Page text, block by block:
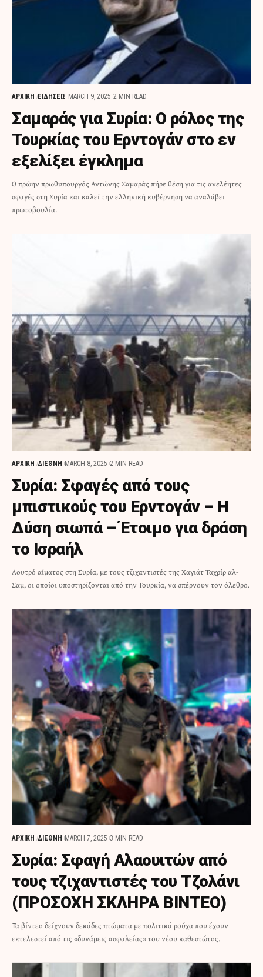
ΑΡΧΙΚΗ ΕΙΔΗΣΕΙΣ MARCH 9, 2025 2 MIN READ
Σαμαράς για Συρία: Ο ρόλος της
Τουρκίας του Ερντογάν στο εν
εξελίξει έγκλημα
Ο πρώην πρωθυπουργός Αντώνης Σαμαράς πήρε θέση για τις ανελέητες
σφαγές στη Συρία και καλεί την ελληνική κυβέρνηση να αναλάβει
πρωτοβουλία.
ΑΡΧΙΚΗ ΔΙΕΘΝΗ MARCH 8, 2025 2 MIN READ
Συρία: Σφαγές από τους
μπιστικούς του Ερντογάν – Η
Δύση σιωπά – Έτοιμο για δράση
το Ισραήλ
Λουτρό αίματος στη Συρία, με τους τζιχαντιστές της Χαγιάτ Ταχρίρ αλ-
Σαμ, οι οποίοι υποστηρίζονται από την Τουρκία, να σπέρνουν τον όλεθρο.
ΑΡΧΙΚΗ ΔΙΕΘΝΗ MARCH 7, 2025 3 MIN READ
Συρία: Σφαγή Αλαουιτών από
τους τζιχαντιστές του Τζολάνι
(ΠΡΟΣΟΧΗ ΣΚΛΗΡΑ ΒΙΝΤΕΟ)
Τα βίντεο δείχνουν δεκάδες πτώματα με πολιτικά ρούχα που έχουν
εκτελεστεί από τις «δυνάμεις ασφαλείας» του νέου καθεστώτος.